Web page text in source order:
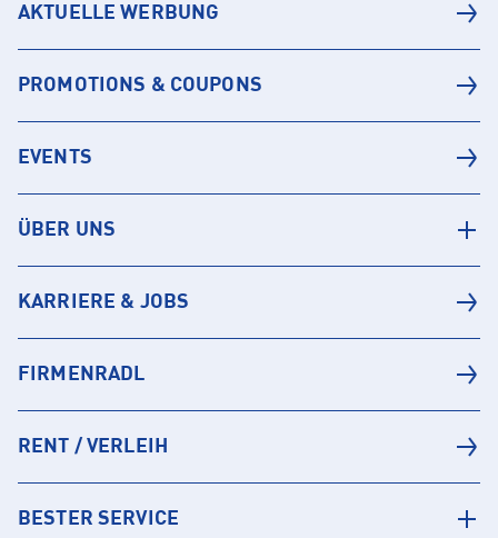
AKTUELLE WERBUNG
PROMOTIONS & COUPONS
EVENTS
ÜBER UNS
KARRIERE & JOBS
FIRMENRADL
RENT / VERLEIH
BESTER SERVICE